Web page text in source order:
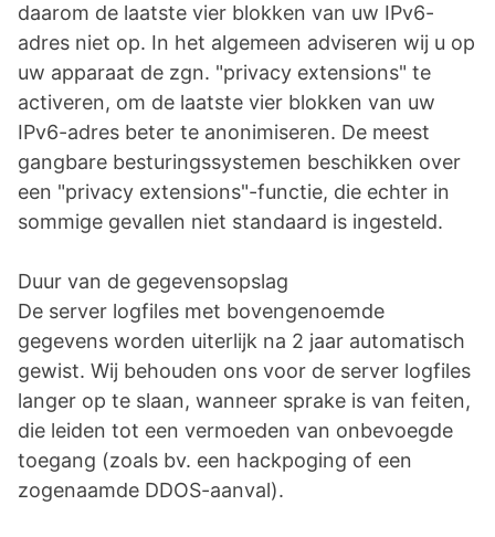
daarom de laatste vier blokken van uw IPv6-
adres niet op. In het algemeen adviseren wij u op
uw apparaat de zgn. "privacy extensions" te
activeren, om de laatste vier blokken van uw
IPv6-adres beter te anonimiseren. De meest
gangbare besturingssystemen beschikken over
een "privacy extensions"-functie, die echter in
sommige gevallen niet standaard is ingesteld.
Duur van de gegevensopslag
De server logfiles met bovengenoemde
gegevens worden uiterlijk na 2 jaar automatisch
gewist. Wij behouden ons voor de server logfiles
langer op te slaan, wanneer sprake is van feiten,
die leiden tot een vermoeden van onbevoegde
toegang (zoals bv. een hackpoging of een
zogenaamde DDOS-aanval).